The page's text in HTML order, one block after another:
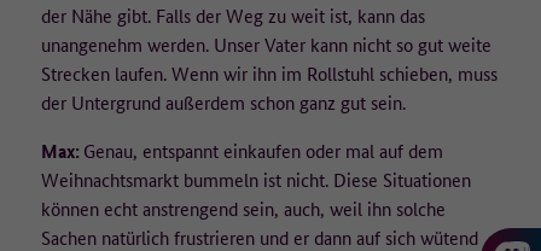
der Nähe gibt. Falls der Weg zu weit ist, kann das
unangenehm werden. Unser Vater kann nicht so gut weite
Strecken laufen. Wenn wir ihn im Rollstuhl schieben, muss
der Untergrund außerdem schon ganz gut sein.
Max: Genau, entspannt einkaufen oder mal auf dem
Weihnachtsmarkt bummeln ist nicht. Diese Situationen
können echt anstrengend sein, auch, weil ihn solche
Sachen natürlich frustrieren und er dann auf sich wütend
Es werden keine Cookies auf dem Endgerät gespeichert. Wird eine
Einwilligung für die Datenerfassung nicht erteilt, erfolgt ein Opt-
Out-Cookie auf dem Endgerät, welcher dafür sorgt, dass keine
Daten erfasst werden.
Wie lange werden die Daten gespeichert?
Die pseudonymisierte IP-Adresse wird für 90 Tage gespeichert und
danach gelöscht.